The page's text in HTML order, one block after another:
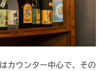
カウンター中心で、その